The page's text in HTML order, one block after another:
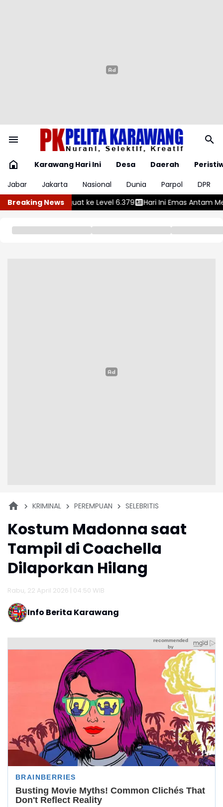
Karawang Hari Ini Desa Daerah
Jabar
Jakarta Nasional Dunia Parpol
DPR
Breaking News
Hari Ini Emas Antam Melonjak Rp50.000 Rupiah Dibuka
KRIMINAL PEREMPUAN SELEBRITIS
Kostum Madonna saat
Tampil di Coachella
Dilaporkan Hilang
Rabu, 22 April 2026 | 04:50 WIB
Info Berita Karawang